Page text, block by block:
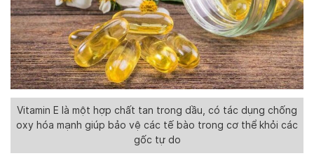
Vitamin E là một hợp chất tan trong dầu, có tác dụng chống
oxy hóa mạnh giúp bảo vệ các tế bào trong cơ thể khỏi các
gốc tự do